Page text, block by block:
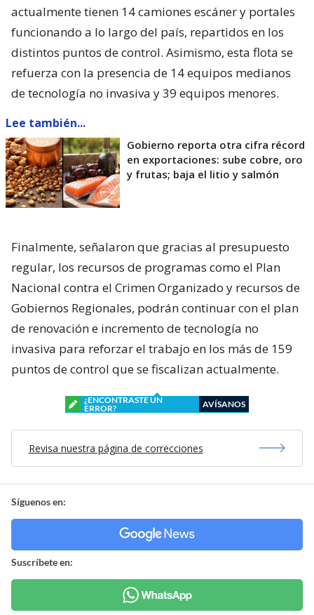
actualmente tienen 14 camiones escáner y portales
funcionando a lo largo del país, repartidos en los
distintos puntos de control. Asimismo, esta flota se
refuerza con la presencia de 14 equipos medianos
de tecnología no invasiva y 39 equipos menores.
Lee también...
Gobierno reporta otra cifra récord
en exportaciones: sube cobre, oro
y frutas; baja el litio y salmón
Finalmente, señalaron que gracias al presupuesto
regular, los recursos de programas como el Plan
Nacional contra el Crimen Organizado y recursos de
Gobiernos Regionales, podrán continuar con el plan
de renovación e incremento de tecnología no
invasiva para reforzar el trabajo en los más de 159
puntos de control que se fiscalizan actualmente.
¿ENCONTRASTE UN
ERROR?
AVÍSANOS
Revisa nuestra página de correcciones
Síguenos en:
Suscríbete en: